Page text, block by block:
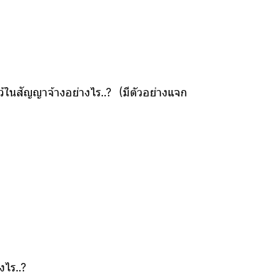
นสัญญาจ้างอย่างไร..? (มีตัวอย่างแจก
ร..?